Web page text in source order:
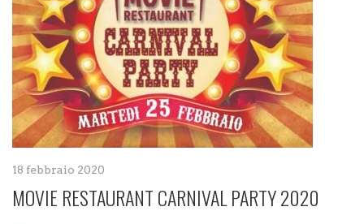
18 febbraio 2020
MOVIE RESTAURANT CARNIVAL PARTY 2020